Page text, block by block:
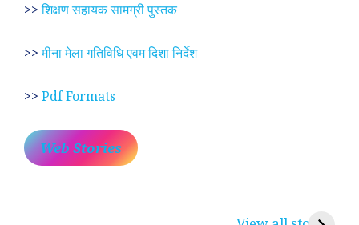
>>शिक्षण सहायक सामग्री पुस्तक
>>मीना मेला गतिविधि एवम दिशा निर्देश
>> Pdf Formats
Web Stories
रामसा पीर, रुणेचा रा